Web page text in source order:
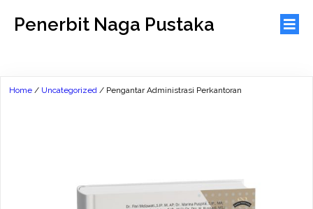
Penerbit Naga Pustaka
Home / Uncategorized / Pengantar Administrasi Perkantoran